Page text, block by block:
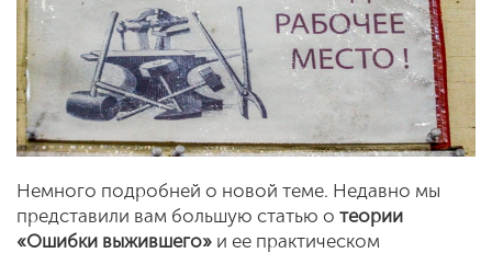
Немного подробней о новой теме. Недавно мы
представили вам большую статью о теории
«Ошибки выжившего» и ее практическом